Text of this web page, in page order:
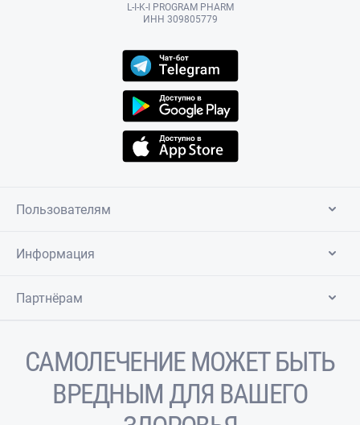
L-I-K-I PROGRAM PHARM
ИНН 309805779
Пользователям
Информация
Партнёрам
САМОЛЕЧЕНИЕ МОЖЕТ БЫТЬ
ВРЕДНЫМ ДЛЯ ВАШЕГО